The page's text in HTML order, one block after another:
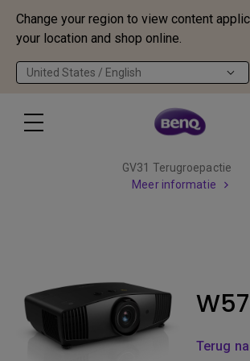
Change your region to view content
your location and shop online.
United States / English
GV31 Terugroepactie
Meer informatie
Terug